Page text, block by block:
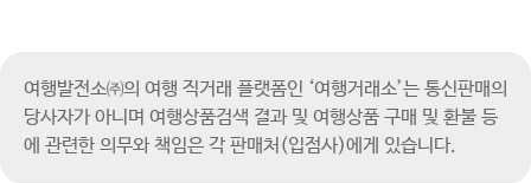
여행발전소㈜의 여행 직거래 플랫폼인 ‘여행거래소’는 통신판매의
당사자가 아니며 여행상품검색 결과 및 여행상품 구매 및 환불 등
에 관련한 의무와 책임은 각 판매처(입점사)에게 있습니다.